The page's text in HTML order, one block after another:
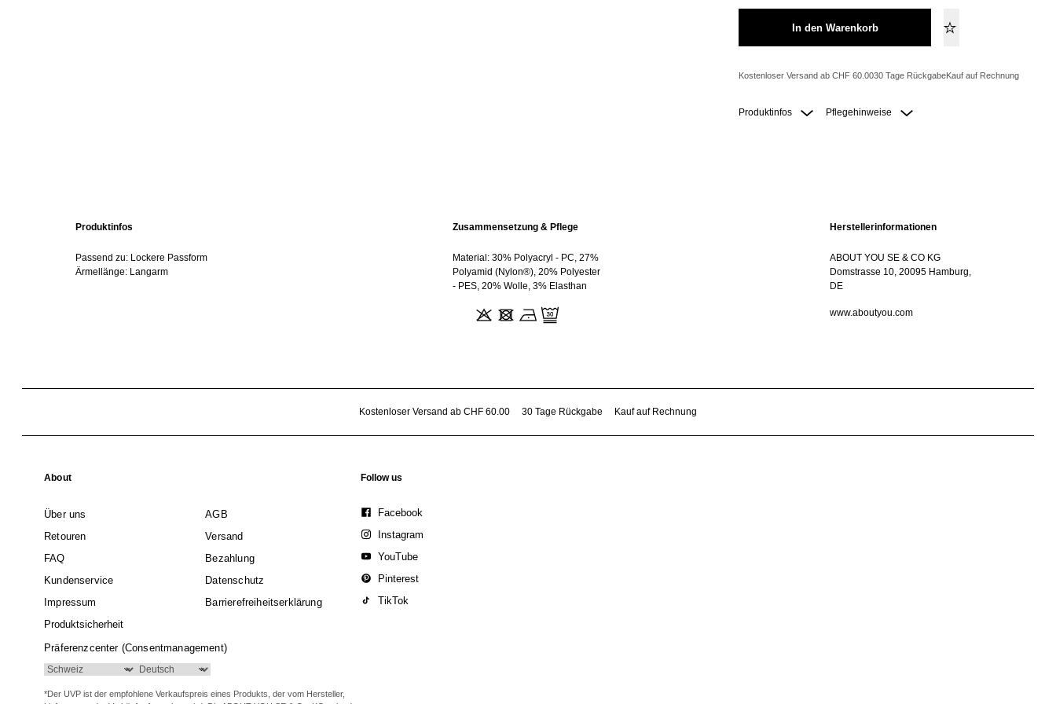
In den Warenkorb
Kostenloser Versand ab CHF 60.0030 Tage RückgabeKauf auf Rechnung
Produktinfos Pflegehinweise
Produktinfos
Passend zu: Lockere Passform
Ärmellänge: Langarm
Zusammensetzung & Pflege
Material: 30% Polyacryl - PC, 27%
Polyamid (Nylon®), 20% Polyester
- PES, 20% Wolle, 3% Elasthan
Herstellerinformationen
ABOUT YOU SE & CO KG
Domstrasse 10, 20095 Hamburg,
DE
www.aboutyou.com
Kostenloser Versand ab CHF 60.00 30 Tage Rückgabe Kauf auf Rechnung
About
Über uns
AGB
Retouren
Versand
FAQ
Bezahlung
Kundenservice
Datenschutz
Impressum
Barrierefreiheitserklärung
Produktsicherheit
Präferenzcenter (Consentmanagement)
*Der UVP ist der empfohlene Verkaufspreis eines Produkts, der vom Hersteller,
Follow us
Facebook
Instagram
YouTube
Pinterest
TikTok